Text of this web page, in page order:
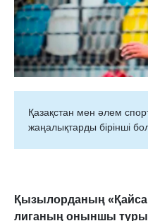
Қазақстан мен әлем
жаңалықтарды бірінші
Қызылорданың
лиганың оныншы туры